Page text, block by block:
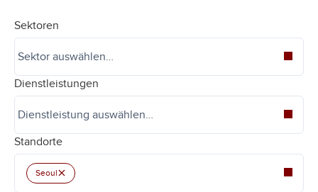
Sektoren
Dienstleistungen
Standorte
Seoul×